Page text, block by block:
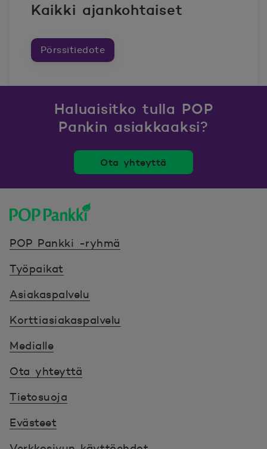
Kaikki ajankohtaiset
Pörssitiedote
Haluaisitko tulla POP
Pankin asiakkaaksi?
Ota yhteyttä
POP Pankki -ryhmä
Työpaikat
Asiakaspalvelu
Korttiasiakaspalvelu
Medialle
Ota yhteyttä
Tietosuoja
Evästeet